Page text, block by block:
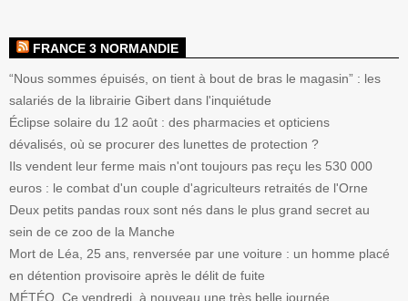
FRANCE 3 NORMANDIE
“Nous sommes épuisés, on tient à bout de bras le magasin” : les
salariés de la librairie Gibert dans l'inquiétude
Éclipse solaire du 12 août : des pharmacies et opticiens
dévalisés, où se procurer des lunettes de protection ?
Ils vendent leur ferme mais n'ont toujours pas reçu les 530 000
euros : le combat d'un couple d'agriculteurs retraités de l'Orne
Deux petits pandas roux sont nés dans le plus grand secret au
sein de ce zoo de la Manche
Mort de Léa, 25 ans, renversée par une voiture : un homme placé
en détention provisoire après le délit de fuite
MÉTÉO. Ce vendredi, à nouveau une très belle journée